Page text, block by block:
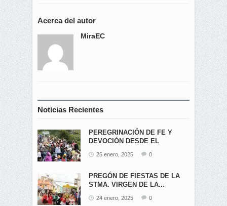
Acerca del autor
MiraEC
Noticias Recientes
PEREGRINACIÓN DE FE Y
DEVOCIÓN DESDE EL
25 enero, 2025 0
PREGÓN DE FIESTAS DE LA
STMA. VIRGEN DE LA...
24 enero, 2025 0